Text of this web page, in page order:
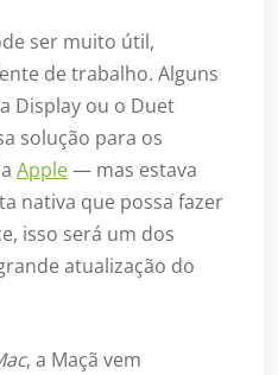
ser muito útil,
de trabalho. Alguns
Display ou o Duet
solução para os
Apple— mas estava
nativa que possa fazer
isso será um dos
atualização do
, a Maçã vem